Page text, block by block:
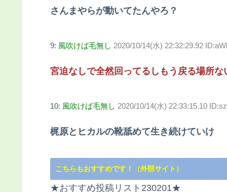
さんまやらが動いてたんやろ？
9: 風吹けば毛無し 2020/10/14(水) 22:32:29.92
宮迫なしで全然回ってるしもう戻る場所な
10: 風吹けば毛無し 2020/10/14(水) 22:33:15.10
梶原とヒカルの靴舐めて生き続けていけ
こちらもおすすめです！（外部サイト）
★おすすめ投稿リスト230201★